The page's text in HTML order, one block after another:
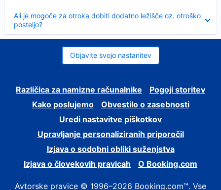
Ali je mogoče za otroka dobiti dodatno ležišče oz. otroško
posteljo?
Objavite svojo nastanitev
Različica za namizne računalnike
Pogoji storitev
Kako poslujemo
Obvestilo o zasebnosti
Uredi nastavitve piškotkov
Upravljanje personaliziranih priporočil
Izjava o sodobni obliki suženjstva
Izjava o človekovih pravicah
O Booking.com
Avtorske pravice © 1996–2026 Booking.com™. Vse